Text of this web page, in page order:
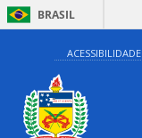
BRASIL
ACESSIBILIDADE